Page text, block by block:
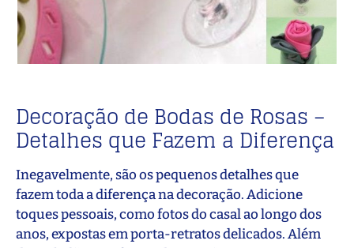
Decoração de Bodas de Rosas –
Detalhes que Fazem a Diferença
Inegavelmente, são os pequenos detalhes que
fazem toda a diferença na decoração. Adicione
toques pessoais, como fotos do casal ao longo dos
anos, expostas em porta-retratos delicados. Além